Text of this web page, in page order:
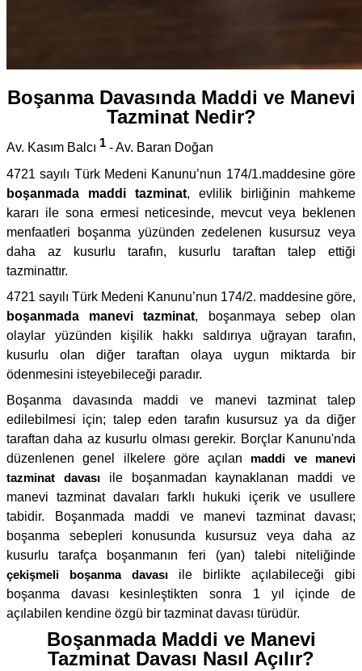
Boşanma Davasında Maddi ve Manevi
Tazminat Nedir?
Av. Kasım Balcı 1 - Av. Baran Doğan
4721 sayılı Türk Medeni Kanunu’nun 174/1.maddesine göre
boşanmada maddi tazminat, evlilik birliğinin mahkeme
kararı ile sona ermesi neticesinde, mevcut veya beklenen
menfaatleri boşanma yüzünden zedelenen kusursuz veya
daha az kusurlu tarafın, kusurlu taraftan talep ettiği
tazminattır.
4721 sayılı Türk Medeni Kanunu’nun 174/2. maddesine göre,
boşanmada manevi tazminat, boşanmaya sebep olan
olaylar yüzünden kişilik hakkı saldırıya uğrayan tarafın,
kusurlu olan diğer taraftan olaya uygun miktarda bir
ödenmesini isteyebileceği paradır.
Boşanma davasında maddi ve manevi tazminat talep
edilebilmesi için; talep eden tarafın kusursuz ya da diğer
taraftan daha az kusurlu olması gerekir. Borçlar Kanunu'nda
düzenlenen genel ilkelere göre açılan maddi ve manevi
tazminat davasıile boşanmadan kaynaklanan maddi ve
manevi tazminat davaları farklı hukuki içerik ve usullere
tabidir. Boşanmada maddi ve manevi tazminat davası;
boşanma sebepleri konusunda kusursuz veya daha az
kusurlu tarafça boşanmanın feri (yan) talebi niteliğinde
çekişmeli boşanma davası ile birlikte açılabileceği gibi
boşanma davası kesinleştikten sonra 1 yıl içinde de
açılabilen kendine özgü bir tazminat davası türüdür.
Boşanmada Maddi ve Manevi
Tazminat Davası Nasıl Açılır?